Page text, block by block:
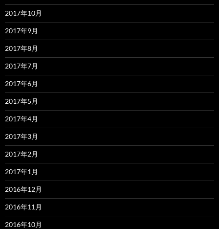
2017年10月
2017年9月
2017年8月
2017年7月
2017年6月
2017年5月
2017年4月
2017年3月
2017年2月
2017年1月
2016年12月
2016年11月
2016年10月